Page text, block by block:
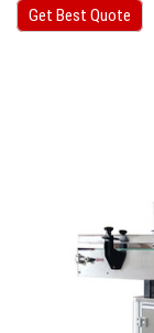
Get Best Quote